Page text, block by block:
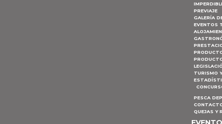
PREVIAJE
GALERÍA
EVENTOS
TURISMO
PESCA
QUEJAS Y